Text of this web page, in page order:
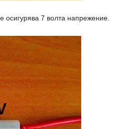
осигурява 7 волта напрежение.